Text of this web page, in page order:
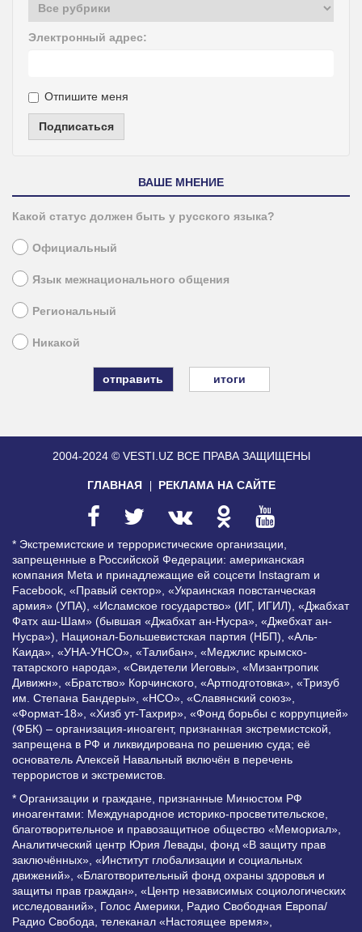
Электронный адрес:
Отпишите меня
Подписаться
ВАШЕ МНЕНИЕ
Какой статус должен быть у русского языка?
Официальный
Язык межнационального общения
Региональный
Никакой
итоги
2004-2024 © VESTI.UZ ВСЕ ПРАВА ЗАЩИЩЕНЫ
ГЛАВНАЯ РЕКЛАМА НА САЙТЕ
* Экстремистские и террористические организации,
запрещенные в Российской Федерации: американская
компания Meta и принадлежащие ей соцсети Instagram и
Facebook, «Правый сектор», «Украинская повстанческая
армия» (УПА), «Исламское государство» (ИГ, ИГИЛ), «Джабхат
Фатх аш-Шам» (бывшая «Джабхат ан-Нусра», «Джебхат ан-
Нусра»), Национал-Большевистская партия (НБП), «Аль-
Каида», «УНА-УНСО», «Талибан», «Меджлис крымско-
татарского народа», «Свидетели Иеговы», «Мизантропик
Дивижн», «Братство» Корчинского, «Артподготовка», «Тризуб
им. Степана Бандеры», «НСО», «Славянский союз»,
«Формат-18», «Хизб ут-Тахрир», «Фонд борьбы с коррупцией»
(ФБК) – организация-иноагент, признанная экстремистской,
запрещена в РФ и ликвидирована по решению суда; её
основатель Алексей Навальный включён в перечень
террористов и экстремистов.
* Организации и граждане, признанные Минюстом РФ
иноагентами: Международное историко-просветительское,
благотворительное и правозащитное общество «Мемориал»,
Аналитический центр Юрия Левады, фонд «В защиту прав
заключённых», «Институт глобализации и социальных
движений», «Благотворительный фонд охраны здоровья и
защиты прав граждан», «Центр независимых социологических
исследований», Голос Америки, Радио Свободная Европа/
Радио Свобода, телеканал «Настоящее время»,